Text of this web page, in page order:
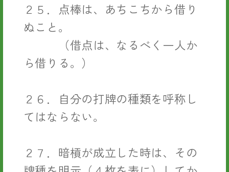
２５．点棒は、あちこちから借り
ぬこと。
（借点は、なるべく一人か
ら借りる。）
２６．自分の打牌の種類を呼称し
てはならない。
２７．暗槓が成立した時は、その